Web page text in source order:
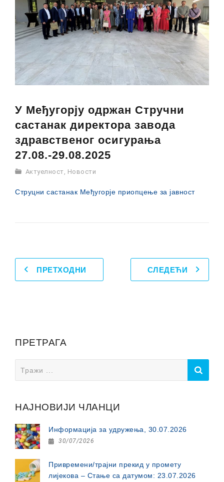
У Међугорју одржан Стручни
састанак директора завода
здравственог осигурања
27.08.-29.08.2025
Актуелност, Новости
Струцни састанак Међугорје приопцење за јавност
ПРЕТХОДНИ СЛЕДЕЋИ
ПРЕТРАГА
for:
НАЈНОВИЈИ ЧЛАНЦИ
Информација за удружења, 30.07.2026
30/07/2026
Привремени/трајни прекид у промету
лијекова – Стање са датумом: 23.07.2026